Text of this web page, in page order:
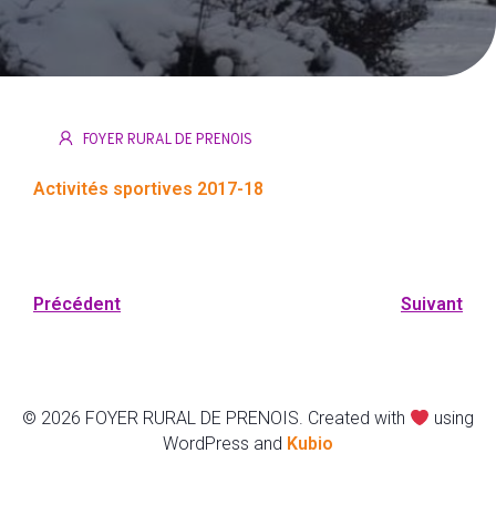
FOYER RURAL DE PRENOIS
Activités sportives 2017-18
Précédent Suivant
© 2026 FOYER RURAL DE PRENOIS. Created with
using
WordPress and Kubio